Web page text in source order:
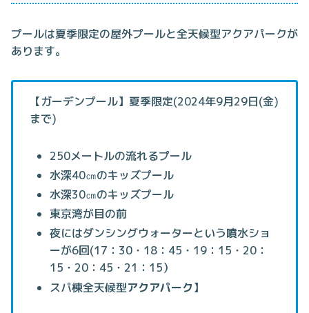
プールは夏季限定の屋外プールと全天候型アクアパークが
あります。
【ガーデンプール】夏季限定(2024年9月29日(金)
まで)
250メートルの流れるプール
水深40㎝のキッズプール
水深30㎝のキッズプール
東京湾が目の前
夜にはダンシングウォーターという噴水ショ
ーが6回(17：30・18：45・19：15・20：
15・20：45・21：15）
スパ棟全天候型アクアパーク】